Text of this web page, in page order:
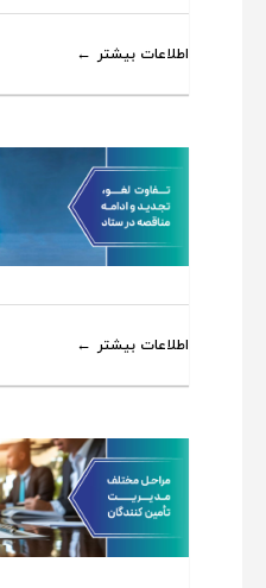
اطلاعات بیشتر
اطلاعات بیشتر